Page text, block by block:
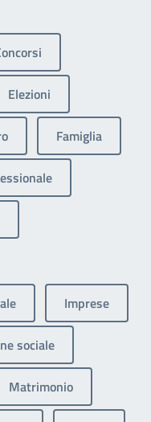
Elezioni
Famiglia
Imprese
sociale
Matrimonio